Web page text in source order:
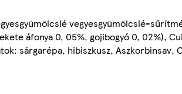
vegyesgyümölcslé-
áfonya 0, 05%, gojibogyó 0, 02%),
sárgarépa, hibiszkusz, Aszkorbinsav,